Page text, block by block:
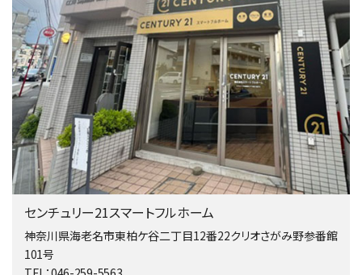
バ9分・歩4分
２０１５年６月築、積水ハウス施工住宅です。 南東…
第4位
4,080万円
4ＬＤＫ
淵野辺駅
歩17分
南側道路に面しており日当たり良好。 キッチンから…
第5位
3,680万円
バ19分・ 歩8分
開放感があり日当たり良好な南西・北西角地区画。 …
センチュリー21スマートフルホーム
神奈川県海老名市東柏ケ谷二丁目12番22クリオさがみ野参番館
101号